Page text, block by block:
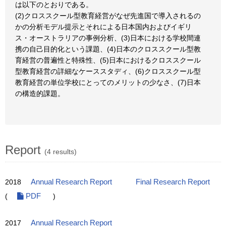
は以下のとおりである。
(2)クロススクール型教育経営がなぜ先進国で導入されるの
かの分析モデル提示とそれによる日本国内およびイギリ
ス・オーストラリアの事例分析、(3)日本における学校間連
携の自己目的化という課題、(4)日本のクロススクール型教
育経営の普遍性と特殊性、(5)日本におけるクロススクール
型教育経営の詳細なケーススタディ、(6)クロススクール型
教育経営の単位学校にとってのメリットの少なさ、(7)日本
の構造的課題。
Report (4 results)
2018 Annual Research Report
Final Research Report
(
PDF )
2017 Annual Research Report